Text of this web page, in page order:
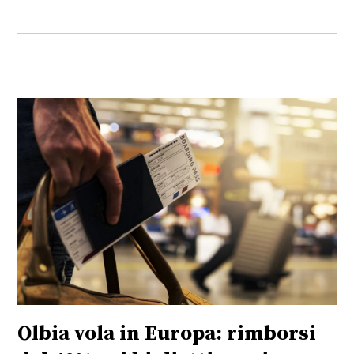
Olbia vola in Europa: rimborsi